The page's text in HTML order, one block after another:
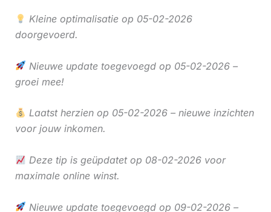
Kleine optimalisatie op 05-02-2026
doorgevoerd.
Nieuwe update toegevoegd op 05-02-2026 –
groei mee!
Laatst herzien op 05-02-2026 – nieuwe inzichten
voor jouw inkomen.
Deze tip is geüpdatet op 08-02-2026 voor
maximale online winst.
Nieuwe update toegevoegd op 09-02-2026 –